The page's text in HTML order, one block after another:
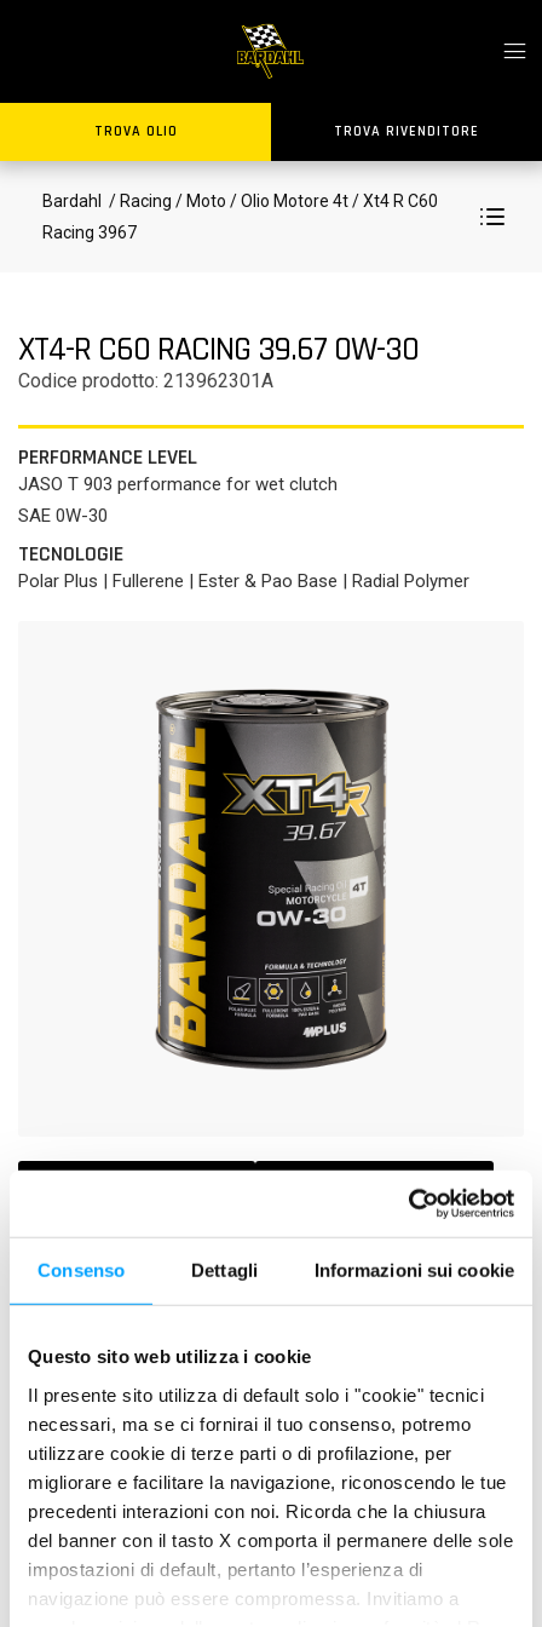
Consenso Dettagli Informazioni sui cookie
Questo sito web utilizza i cookie
Il presente sito utilizza di default solo i "cookie" tecnici
necessari, ma se ci fornirai il tuo consenso, potremo
utilizzare cookie di terze parti o di profilazione, per
migliorare e facilitare la navigazione, riconoscendo le tue
precedenti interazioni con noi. Ricorda che la chiusura
del banner con il tasto X comporta il permanere delle sole
impostazioni di default, pertanto l’esperienza di
navigazione può essere compromessa. Invitiamo a
TROVA OLIO TROVA RIVENDITORE
Bardahl / Racing / Moto / Olio Motore 4t/ Xt4 R C60
Racing 3967
XT4-R C60 RACING 39.67 0W-30
Codice prodotto: 213962301A
PERFORMANCE LEVEL
JASO T 903 performance for wet clutch
SAE 0W-30
TECNOLOGIE
Polar Plus | Fullerene | Ester & Pao Base | Radial Polymer
SCHEDA DI SICUREZZA
estreme testato in ambito racing del Motor Sport.
PLUS DI PRODOTTO
MCO Tailored Chemistry - sviluppato su misura per
applicazioni motociclistiche e addizionato con Bardahl
Polar Plus + Fullerene C60
Contiene polimeri ad altissima resistenza Radial Polymer
Structure
Formulato 100% con basi PAO ed esteri sintetici